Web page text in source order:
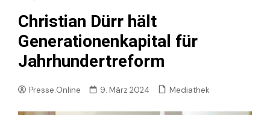
Christian Dürr hält
Generationenkapital für
Jahrhundertreform
Presse.Online 9. März 2024 Mediathek